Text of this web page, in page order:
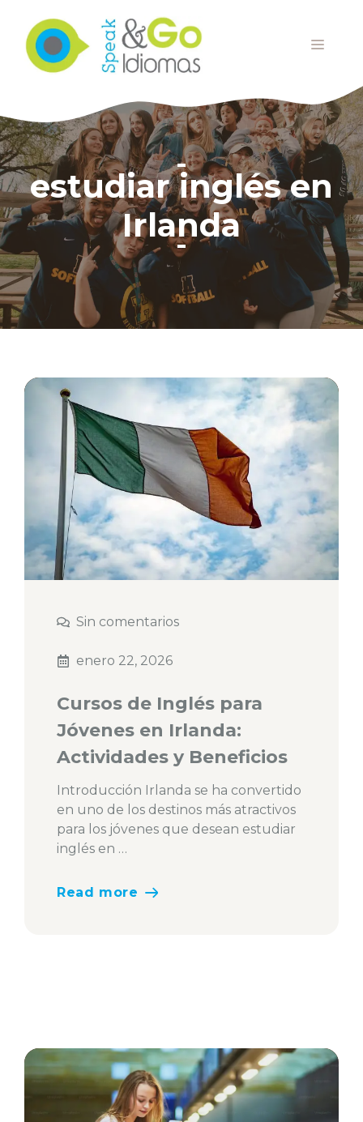
contenido
MENÚ
estudiar inglés en
Irlanda
Sin comentarios
enero 22, 2026
Cursos de Inglés para
Jóvenes en Irlanda:
Actividades y Beneficios
Introducción Irlanda se ha convertido
en uno de los destinos más atractivos
para los jóvenes que desean estudiar
inglés en …
Read more